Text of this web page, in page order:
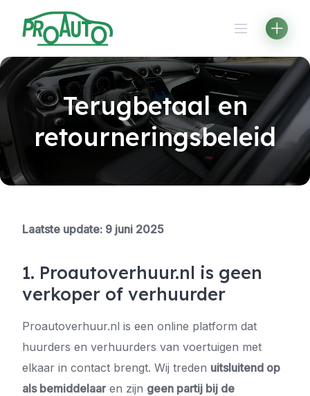
content
Terugbetaal en
retourneringsbeleid
Laatste update: 9 juni 2025
1. Proautoverhuur.nl is geen
verkoper of verhuurder
Proautoverhuur.nl is een online platform dat
huurders en verhuurders van voertuigen met
elkaar in contact brengt. Wij treden uitsluitend op
als bemiddelaaren zijn geen partij bij de